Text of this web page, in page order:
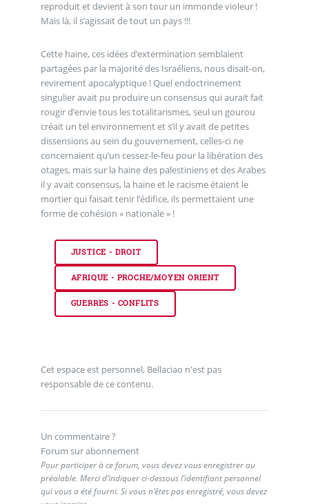
reproduit et devient à son tour un immonde violeur !
Mais là, il s’agissait de tout un pays !!!
Cette haine, ces idées d’extermination semblaient
partagées par la majorité des Israéliens, nous disait-on,
revirement apocalyptique ! Quel endoctrinement
singulier avait pu produire un consensus qui aurait fait
rougir d’envie tous les totalitarismes, seul un gourou
créait un tel environnement et s’il y avait de petites
dissensions au sein du gouvernement, celles-ci ne
concernaient qu’un cessez-le-feu pour la libération des
otages, mais sur la haine des palestiniens et des Arabes
il y avait consensus, la haine et le racisme étaient le
mortier qui faisait tenir l’édifice, ils permettaient une
forme de cohésion « nationale » !
JUSTICE - DROIT
AFRIQUE - PROCHE/MOYEN ORIENT
GUERRES - CONFLITS
Cet espace est personnel, Bellaciao n'est pas
responsable de ce contenu.
Un commentaire ?
Forum sur abonnement
Pour participer à ce forum, vous devez vous enregistrer au
préalable. Merci d’indiquer ci-dessous l’identifiant personnel
qui vous a été fourni. Si vous n’êtes pas enregistré, vous devez